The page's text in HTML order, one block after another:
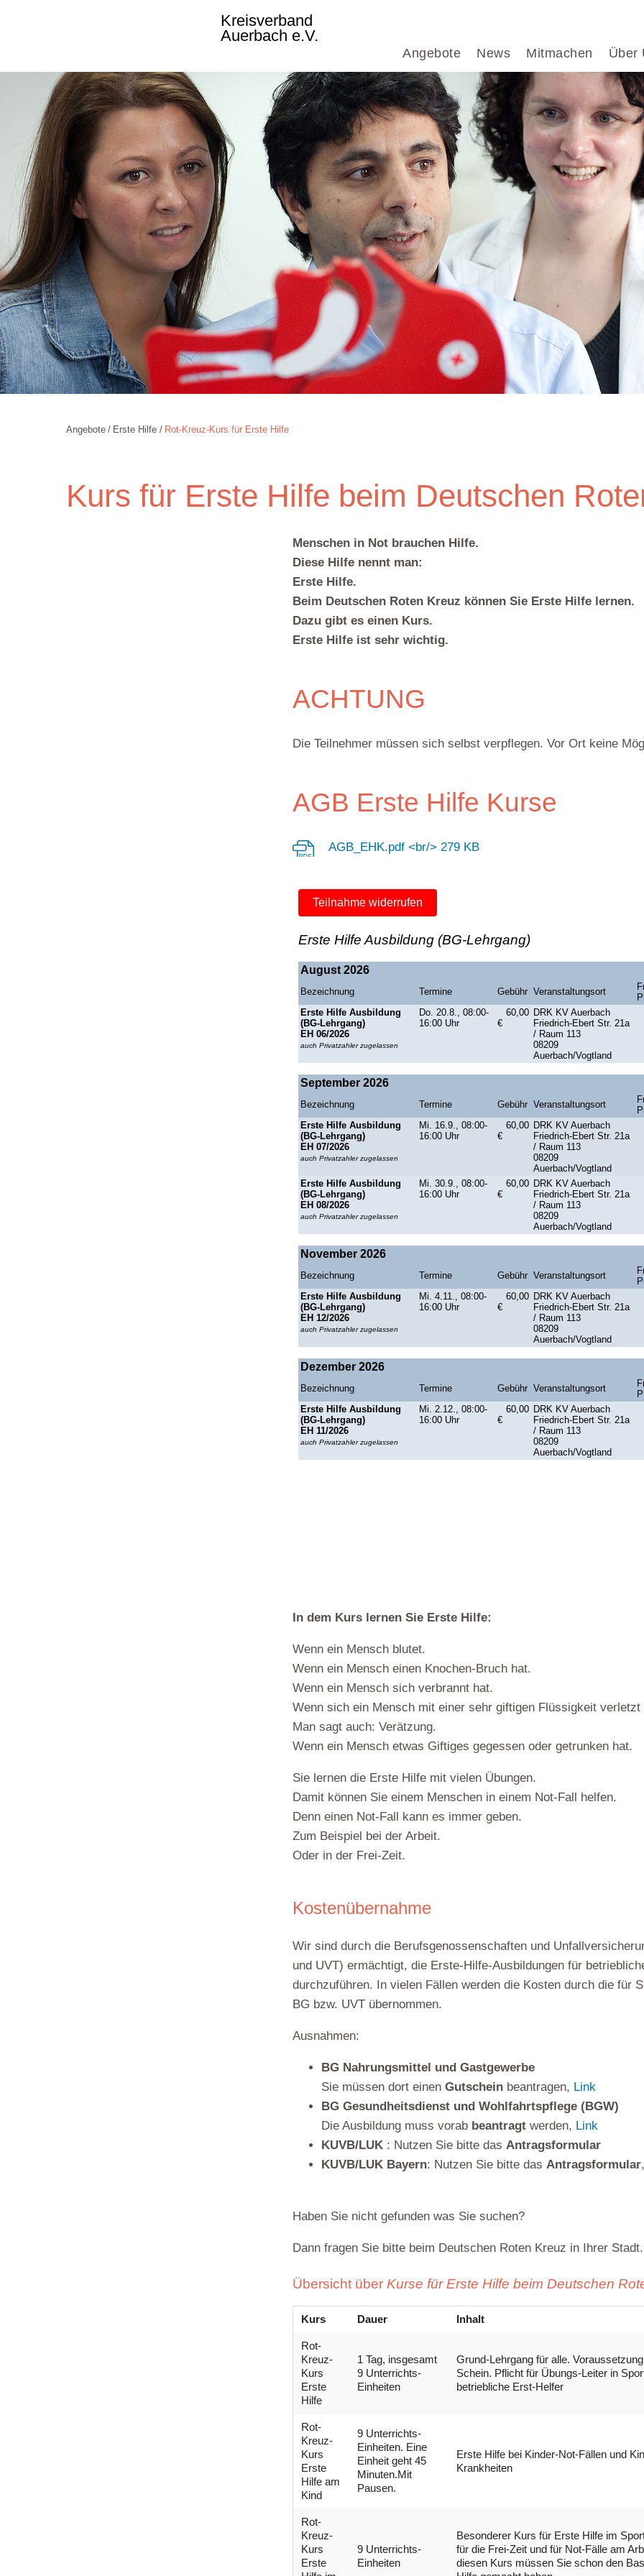
Angebote News Mitmachen Über
Kreisverband
Auerbach e.V.
Angebote Erste Hilfe Rot-Kreuz-Kurs für Erste Hilfe
Kurs für Erste Hilfe beim Deutschen
Menschen in Not brauchen Hilfe.
Diese Hilfe nennt man:
Erste Hilfe.
Beim Deutschen Roten Kreuz können Sie Erste Hilfe lernen.
Dazu gibt es einen Kurs.
Erste Hilfe ist sehr wichtig.
ACHTUNG
Die Teilnehmer müssen sich selbst verpflegen. Vor Ort keine
AGB Erste Hilfe Kurse
AGB_EHK.pdf <br/> 279 KB
In dem Kurs lernen Sie Erste Hilfe:
Wenn ein Mensch blutet.
Wenn ein Mensch einen Knochen-Bruch hat.
Wenn ein Mensch sich verbrannt hat.
Wenn sich ein Mensch mit einer sehr giftigen Flüssigkeit verletzt
Man sagt auch: Verätzung.
Wenn ein Mensch etwas Giftiges gegessen oder getrunken hat.
Sie lernen die Erste Hilfe mit vielen Übungen.
Damit können Sie einem Menschen in einem Not-Fall helfen.
Denn einen Not-Fall kann es immer geben.
Zum Beispiel bei der Arbeit.
Oder in der Frei-Zeit.
Kostenübernahme
Wir sind durch die Berufsgenossenschaften und
und UVT) ermächtigt, die Erste-Hilfe-Ausbildungen für
durchzuführen. In vielen Fällen werden die Kosten durch die für
BG bzw. UVT übernommen.
Ausnahmen:
BG Nahrungsmittel und Gastgewerbe
Sie müssen dort einen Gutschein beantragen, Link
BG Gesundheitsdienst und Wohlfahrtspflege (BGW)
Die Ausbildung muss vorab beantragt werden, Link
KUVB/LUK : Nutzen Sie bitte das Antragsformular
KUVB/LUK Bayern: Nutzen Sie bitte das Antragsformular
Haben Sie nicht gefunden was Sie suchen?
Dann fragen Sie bitte beim Deutschen Roten Kreuz in Ihrer Stadt.
Übersicht über Kurse für Erste Hilfe beim Deutschen
Kurs Dauer Inhalt
Rot-
Kreuz-
Kurs
Erste
Hilfe
1 Tag, insgesamt
9 Unterrichts-
Einheiten
Grund-Lehrgang für alle.
Schein. Pflicht für Übungs-Leiter in
betriebliche Erst-Helfer
Rot-
Kreuz-
Kurs
Erste
Hilfe am
Kind
9 Unterrichts-
Einheiten. Eine
Einheit geht 45
Minuten.Mit
Pausen.
Erste Hilfe bei Kinder-Not-Fällen und
Krankheiten
Rot-
Kreuz-
Kurs
Erste
9 Unterrichts-
Einheiten
Besonderer Kurs für Erste Hilfe im
für die Frei-Zeit und für Not-Fälle am
diesen Kurs müssen Sie schon den